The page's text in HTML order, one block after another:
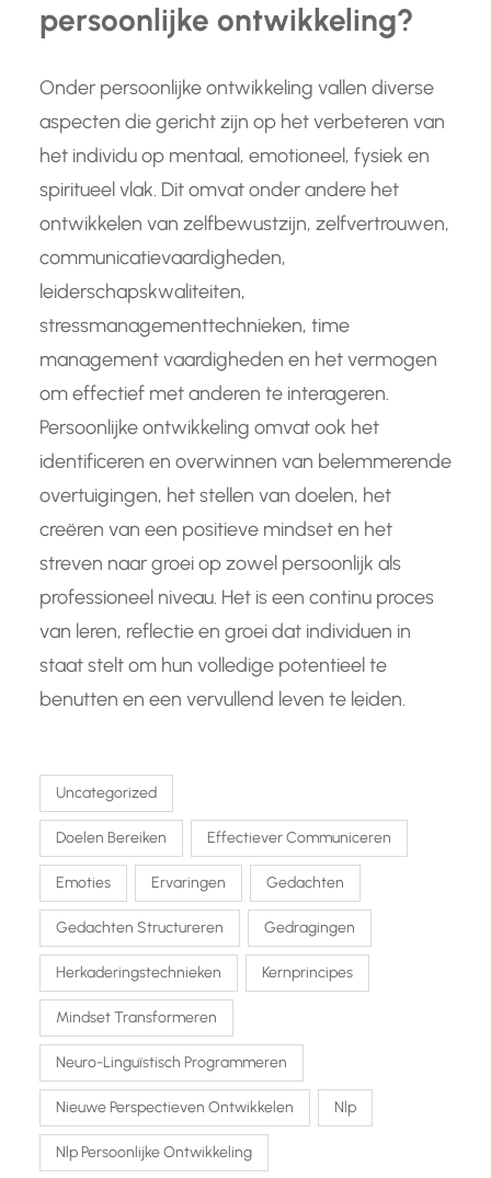
persoonlijke ontwikkeling?
Onder persoonlijke ontwikkeling vallen diverse
aspecten die gericht zijn op het verbeteren van
het individu op mentaal, emotioneel, fysiek en
spiritueel vlak. Dit omvat onder andere het
ontwikkelen van zelfbewustzijn, zelfvertrouwen,
communicatievaardigheden,
leiderschapskwaliteiten,
stressmanagementtechnieken, time
management vaardigheden en het vermogen
om effectief met anderen te interageren.
Persoonlijke ontwikkeling omvat ook het
identificeren en overwinnen van belemmerende
overtuigingen, het stellen van doelen, het
creëren van een positieve mindset en het
streven naar groei op zowel persoonlijk als
professioneel niveau. Het is een continu proces
van leren, reflectie en groei dat individuen in
staat stelt om hun volledige potentieel te
benutten en een vervullend leven te leiden.
Uncategorized
Doelen Bereiken Effectiever Communiceren
Emoties Ervaringen Gedachten
Gedachten Structureren Gedragingen
Herkaderingstechnieken Kernprincipes
Mindset Transformeren
Neuro-Linguïstisch Programmeren
Nieuwe Perspectieven Ontwikkelen Nlp
Nlp Persoonlijke Ontwikkeling